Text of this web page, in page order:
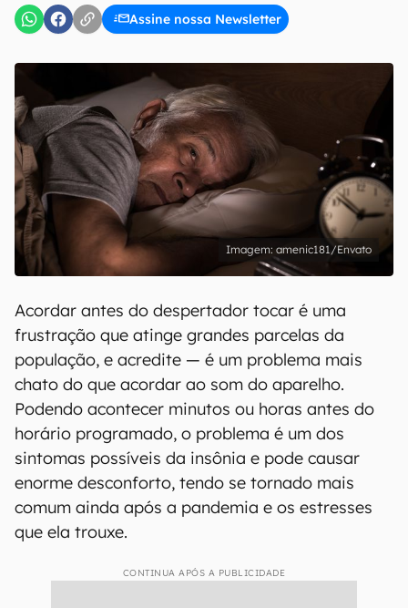
Assine nossa Newsletter
Confirmo que li, aceito e concordo com os Termos de
Uso e Política de Privacidade do Canaltech.
amenic181/Envato
Acordar antes do despertador tocar é uma
frustração que atinge grandes parcelas da
população, e acredite — é um problema mais
chato do que acordar ao som do aparelho.
Podendo acontecer minutos ou horas antes do
horário programado, o problema é um dos
sintomas possíveis da insônia e pode causar
enorme desconforto, tendo se tornado mais
comum ainda após a pandemia e os estresses
que ela trouxe.
CONTINUA APÓS A PUBLICIDADE